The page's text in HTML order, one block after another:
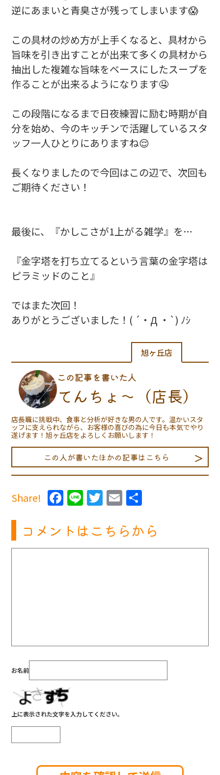
逆にあまいと青臭さが残ってしまいます😱
この具材の炒め方が上手くなると、具材から
旨味を引き出すことが出来て多くの具材から
抽出した複雑な旨味をベースにしたスープを
作ることが出来るようになります🤤
この段階になるまで日夜練習に励む時期が自
分を始め、今のキッチンで活躍しているスタ
ッフ一人ひとりにありますね😌
長くなりましたので今回はこの辺で、次回も
ご期待ください！
最後に、『かしこさが1上がる雑学』を…
『金字塔を打ち立てるという言葉の金字塔は
ピラミッドのこと』
ではまた次回！
ありがとうございました！( ´・Д ・`) ﾉｼ
旭ヶ丘店
この記事を書いた人
てんちょ〜（店長）
店長職に挑戦中、食事と分析が好きな男の人です。温かいスタ
ッフに支えられながら、お客様の喜びの為に今日も本気でやり
遂げます！旭ヶ丘店をよろしくお願いします！
この人が書いたほかの記事はこちら
Share! Facebook
LineTwitter
Email
コメントはこちらから
お名前
上に表示された文字を入力してください。